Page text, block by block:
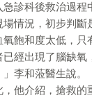
診科後救治過程
場情況，初步判斷
氧飽和度太低，只
已經出現了腦缺
李和蒞醫生說。
，他介紹，搶救的